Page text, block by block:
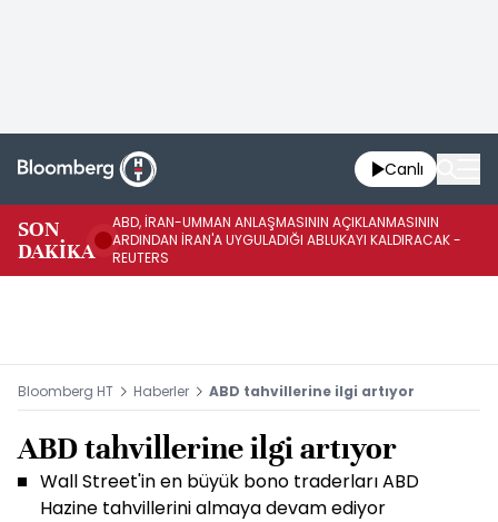
Canlı
SON
DAKİKA
ABD, İRAN-UMMAN ANLAŞMASININ AÇIKLANMASININ
ARDINDAN İRAN'A UYGULADIĞI ABLUKAYI KALDIRACAK -
REUTERS
Bloomberg HT Haberler ABD tahvillerine ilgi artıyor
ABD tahvillerine ilgi artıyor
Wall Street'in en büyük bono traderları ABD
Hazine tahvillerini almaya devam ediyor